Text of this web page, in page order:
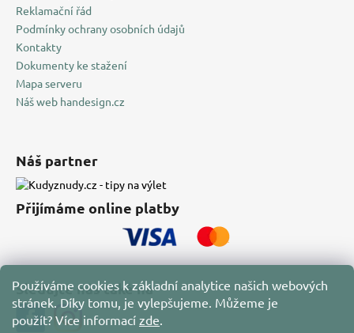
Používáme cookies k základní analytice našich webových
stránek. Díky tomu, je vylepšujeme. Můžeme je
použít? Více informací zde.
Reklamační řád
Podmínky ochrany osobních údajů
Kontakty
Dokumenty ke stažení
Mapa serveru
Náš web handesign.cz
Náš partner
Přijímáme online platby
Sledujte nás také na